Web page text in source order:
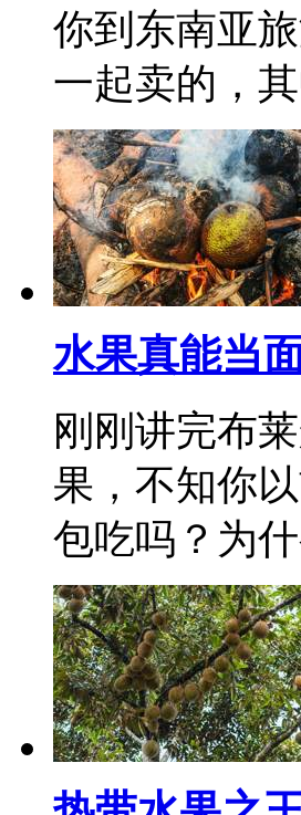
你到东南亚
一起卖的，
水果真能当
刚刚讲完布
果，不知你
包吃吗？为